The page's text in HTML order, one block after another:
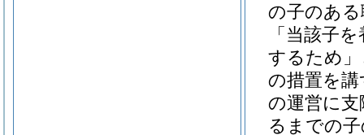
の子のあ
「当該子
するため
の措置を
の運営に
るまでの